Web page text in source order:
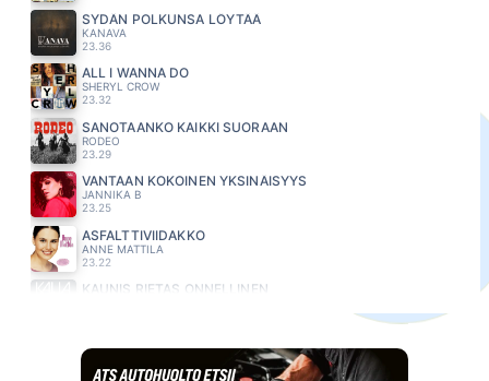
SYDÄN POLKUNSA LÖYTÄÄ
KANAVA
23.36
ALL I WANNA DO
SHERYL CROW
23.32
SANOTAANKO KAIKKI SUORAAN
RODEO
23.29
VANTAAN KOKOINEN YKSINÄISYYS
JANNIKA B
23.25
ASFALTTIVIIDAKKO
ANNE MATTILA
23.22
KAUNIS RIETAS ONNELLINEN
ANNELI SAARISTO
23.14